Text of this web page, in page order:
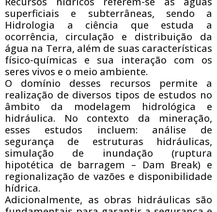
superficiais e subterrâneas, sendo a
Hidrologia a ciência que estuda a
ocorrência, circulação e distribuição da
água na Terra, além de suas características
físico-químicas e sua interação com os
seres vivos e o meio ambiente.
O domínio desses recursos permite a
realização de diversos tipos de estudos no
âmbito da modelagem hidrológica e
hidráulica. No contexto da mineração,
esses estudos incluem: análise de
segurança de estruturas hidráulicas,
simulação de inundação (ruptura
hipotética de barragem – Dam Break) e
regionalização de vazões e disponibilidade
hídrica.
Adicionalmente, as obras hidráulicas são